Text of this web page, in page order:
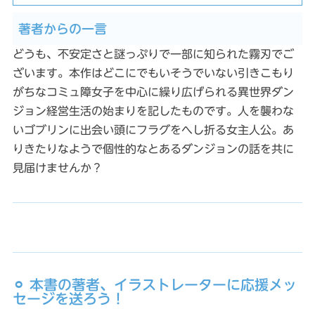
著者からの一言
どうも、不安定さと謎っぷりで一部に知られた霧刃でご
ざいます。本作はどこにでもいそうでいない引きこもり
がちなコミュ障女子を中心に繰り広げられる異世界ダン
ジョン経営生活の始まりを記したものです。人を襲わな
いゴブリンに出会い頭にフラグをへし折る女主人公。あ
りきたりなようで個性的なとあるダンジョンの話を共に
見届けませんか？
⚪︎ 本書の著者、イラストレーターに応援メッ
セージを送ろう！